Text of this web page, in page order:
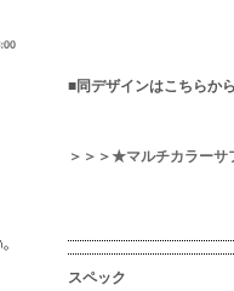
■同デザインはこちらか
＞＞＞★マルチカラーサ
スペック